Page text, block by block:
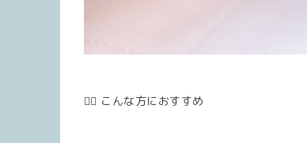
🏋️‍♀️ こんな方におすすめ